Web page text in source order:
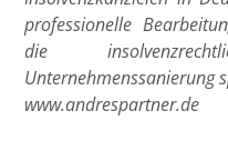
professionelle
die
Unternehmenssanierung
www.andrespartner.de